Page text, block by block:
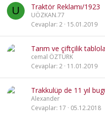
U Traktör Reklamı/1923
UÖZKAN.77
Cevaplar 2 15.01.2019
Tarım ve çiftçilik
cemal ÖZTÜRK
Cevaplar 2 11.01.2019
Trakkulüp de 11 yıl
Alexander
Cevaplar 17 05.12.2018